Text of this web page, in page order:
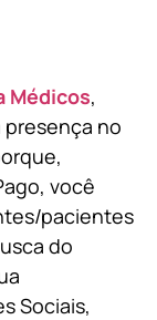
Médicos,
presença no
você
pacientes
do
Sociais,